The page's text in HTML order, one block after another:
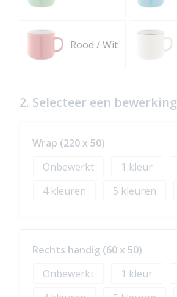
Rood / Wit
2. Selecteer een bewerking
Wrap (220 x 50)
Onbewerkt
1
4
5
Rechts handig (60 x 50)
Onbewerkt
1